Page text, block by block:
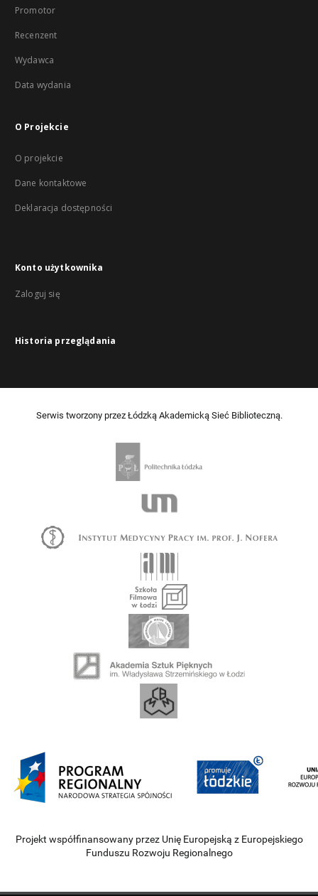
Promotor
Recenzent
Wydawca
Data wydania
O Projekcie
O projekcie
Dane kontaktowe
Deklaracja dostępności
Konto użytkownika
Zaloguj się
Historia przeglądania
Serwis tworzony przez Łódzką Akademicką Sieć Biblioteczną.
Projekt współfinansowany przez Unię Europejską z Europejskiego
Funduszu Rozwoju Regionalnego